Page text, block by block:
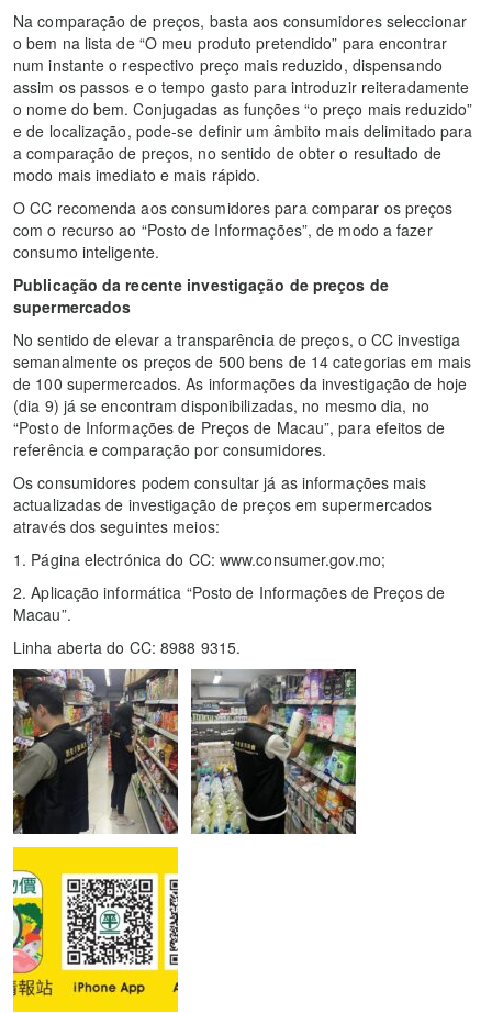
Na comparação de preços, basta aos consumidores seleccionar
o bem na lista de “O meu produto pretendido” para encontrar
num instante o respectivo preço mais reduzido, dispensando
assim os passos e o tempo gasto para introduzir reiteradamente
o nome do bem. Conjugadas as funções “o preço mais reduzido”
e de localização, pode-se definir um âmbito mais delimitado para
a comparação de preços, no sentido de obter o resultado de
modo mais imediato e mais rápido.
O CC recomenda aos consumidores para comparar os preços
com o recurso ao “Posto de Informações”, de modo a fazer
consumo inteligente.
Publicação da recente investigação de preços de
supermercados
No sentido de elevar a transparência de preços, o CC investiga
semanalmente os preços de 500 bens de 14 categorias em mais
de 100 supermercados. As informações da investigação de hoje
(dia 9) já se encontram disponibilizadas, no mesmo dia, no
“Posto de Informações de Preços de Macau”, para efeitos de
referência e comparação por consumidores.
Os consumidores podem consultar já as informações mais
actualizadas de investigação de preços em supermercados
através dos seguintes meios:
1. Página electrónica do CC: www.consumer.gov.mo;
2. Aplicação informática “Posto de Informações de Preços de
Macau”.
Linha aberta do CC: 8988 9315.